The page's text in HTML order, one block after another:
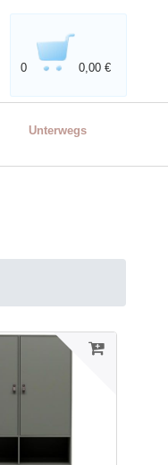
0 0,00 €
Unterwegs